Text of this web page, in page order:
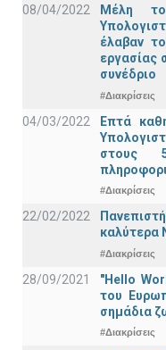
08/04/2022
Μέλη
έλαβαν
εργασίας
συνέδριο
#Διακρίσεις
04/03/2022
Επτά
στους
#Διακρίσεις
22/02/2022
καλύτερα
#Διακρίσεις
28/09/2021
"Hello
του
σημάδια
#Διακρίσεις